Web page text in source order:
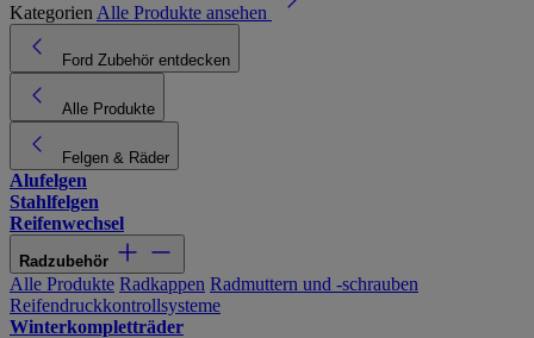
Kategorien Alle Produkte ansehen
Ford Zubehör entdecken
Alle Produkte
Felgen & Räder
Alufelgen
Stahlfelgen
Reifenwechsel
Radzubehör
Alle Produkte Radkappen Radmuttern und -schrauben
Reifendruckkontrollsysteme
Winterkompletträder